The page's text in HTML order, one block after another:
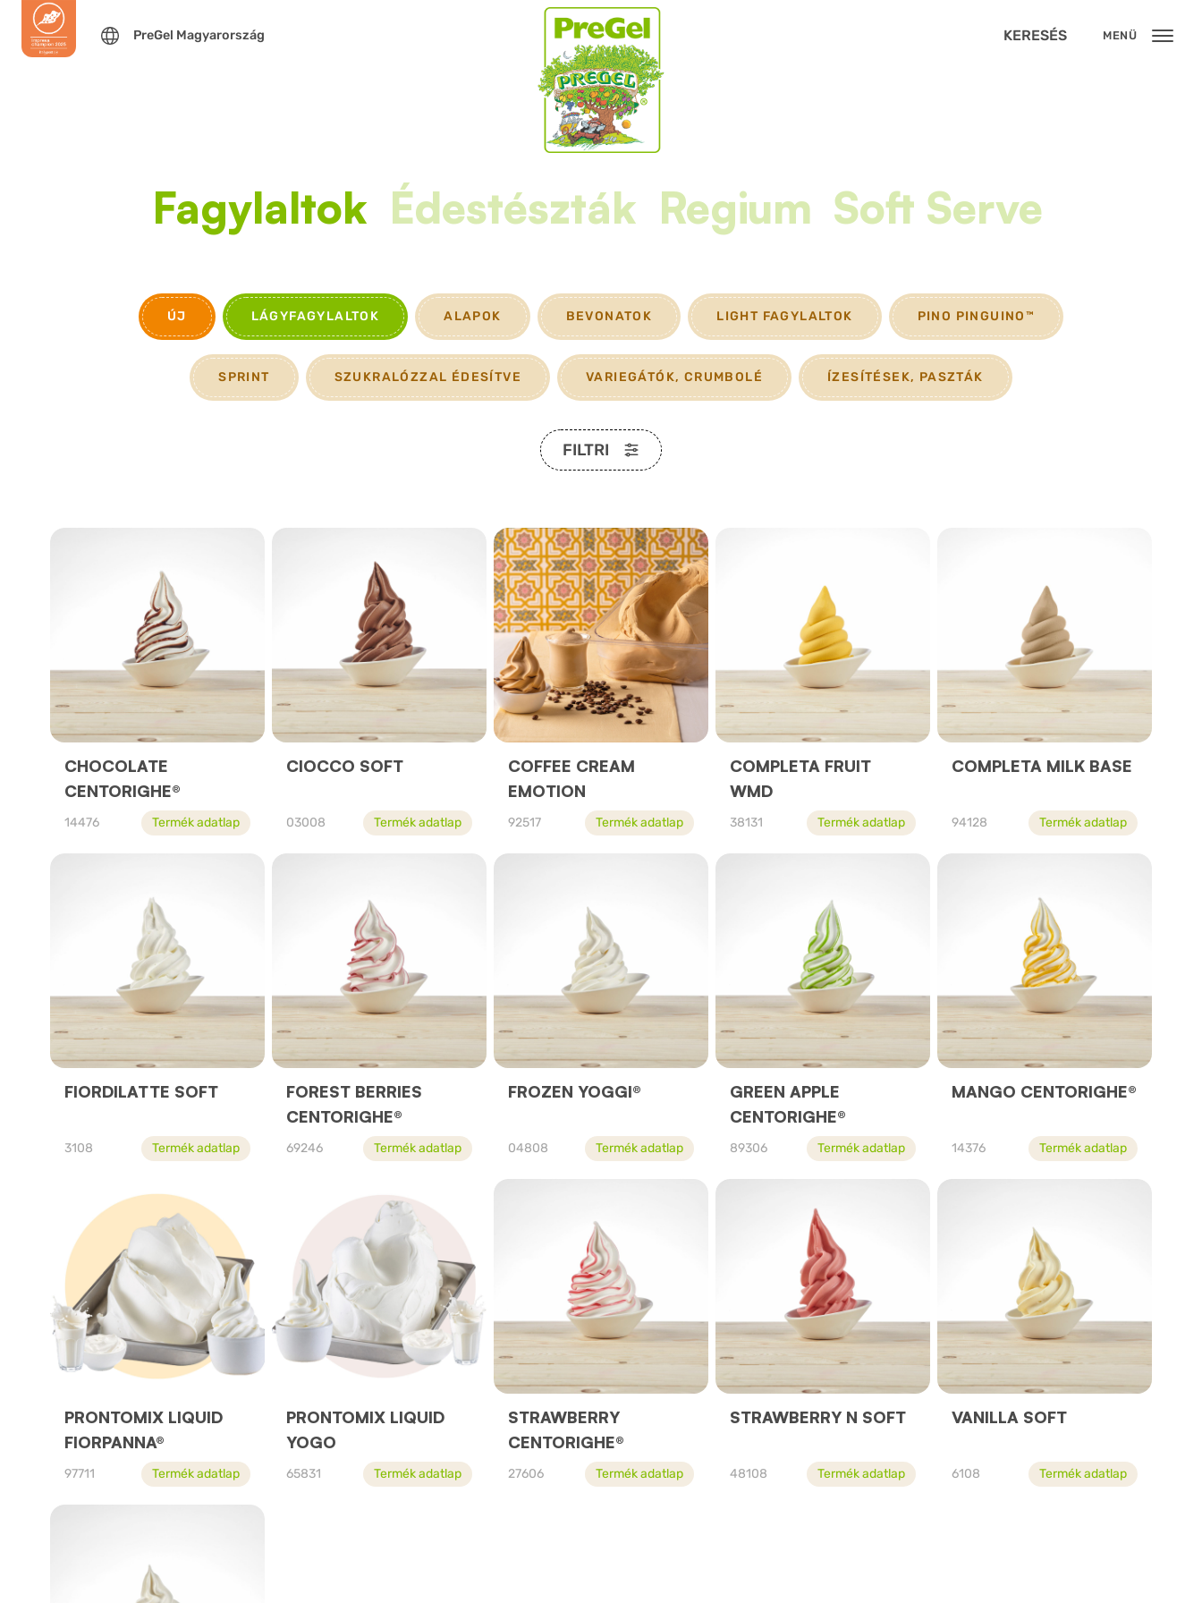
PreGel Magyarország KERESÉS MENÜ
Fagylaltok Édestészták Regium Soft Serve
ÚJ LÁGYFAGYLALTOK ALAPOK BEVONATOK LIGHT FAGYLALTOK PINO PINGUINO™
SPRINT SZUKRALÓZZAL ÉDESÍTVE VARIEGÁTÓK, CRUMBOLÉ ÍZESÍTÉSEK, PASZTÁK
FILTRI
CHOCOLATE
CENTORIGHE®
14476 Termék adatlap
CIOCCO SOFT
03008 Termék adatlap
COFFEE CREAM
EMOTION
92517 Termék adatlap
COMPLETA FRUIT
WMD
38131 Termék adatlap
COMPLETA MILK BASE
94128 Termék adatlap
FIORDILATTE SOFT
3108 Termék adatlap
FOREST BERRIES
CENTORIGHE®
69246 Termék adatlap
FROZEN YOGGI®
04808 Termék adatlap
GREEN APPLE
CENTORIGHE®
89306 Termék adatlap
MANGO CENTORIGHE®
14376 Termék adatlap
PRONTOMIX LIQUID
FIORPANNA®
97711 Termék adatlap
PRONTOMIX LIQUID
YOGO
65831 Termék adatlap
STRAWBERRY
CENTORIGHE®
27606 Termék adatlap
STRAWBERRY N SOFT
48108 Termék adatlap
VANILLA SOFT
6108 Termék adatlap